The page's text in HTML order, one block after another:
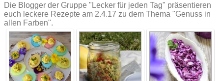
Die Blogger der Gruppe "Lecker für jeden Tag" präsentieren
euch leckere Rezepte am 2.4.17 zu dem Thema "Genuss in
allen Farben".